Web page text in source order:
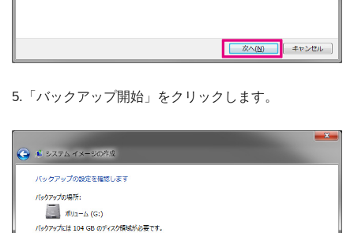
5.「バックアップ開始」をクリックします。